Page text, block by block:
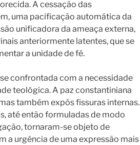
A cessação das
uma pacificação automática da
unificadora da ameaça externa,
anteriormente latentes, que se
a unidade de fé.
confrontada com a necessidade
teológica. A paz constantiniana
também expôs fissuras internas.
até então formuladas de modo
tornaram-se objeto de
a urgência de uma expressão mais